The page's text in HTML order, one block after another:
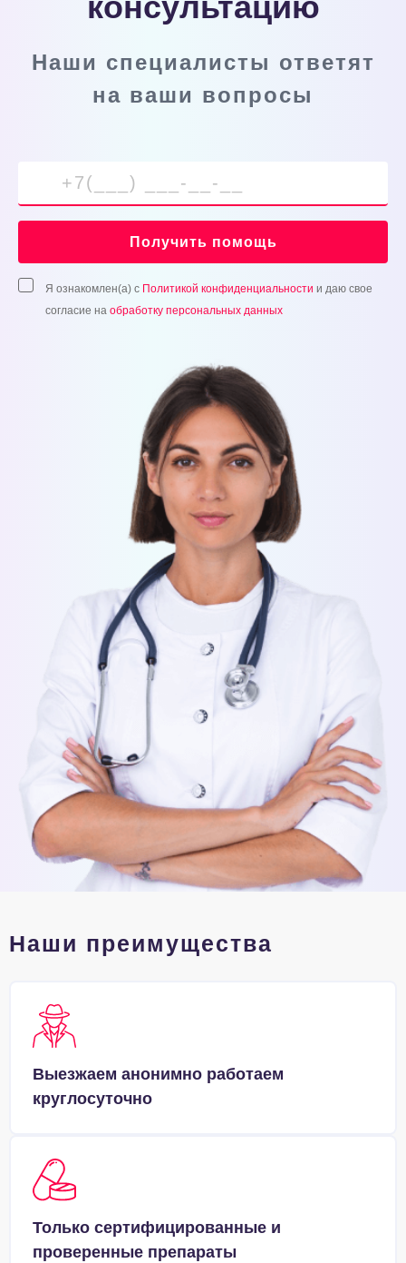
Наши специалисты ответят
на ваши вопросы
Получить помощь
Я ознакомлен(а) с Политикой конфиденциальности и даю свое
согласие на обработку персональных данных
Наши преимущества
Выезжаем анонимно работаем
круглосуточно
Только сертифицированные и
проверенные препараты